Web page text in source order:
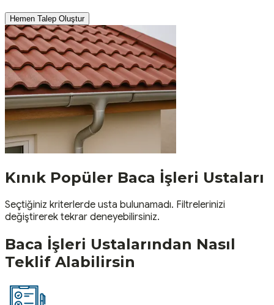
Hemen Talep Oluştur
Kınık Popüler Baca İşleri Ustaları
Seçtiğiniz kriterlerde usta bulunamadı. Filtrelerinizi
değiştirerek tekrar deneyebilirsiniz.
Baca İşleri Ustalarından Nasıl
Teklif Alabilirsin